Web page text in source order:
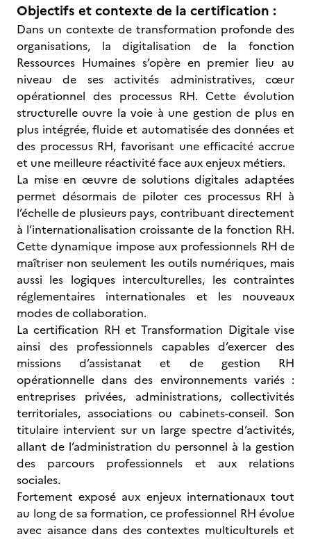
Objectifs et contexte de la certification :
Dans un contexte de transformation profonde des
organisations, la digitalisation de la fonction
Ressources Humaines s’opère en premier lieu au
niveau de ses activités administratives, cœur
opérationnel des processus RH. Cette évolution
structurelle ouvre la voie à une gestion de plus en
plus intégrée, fluide et automatisée des données et
des processus RH, favorisant une efficacité accrue
et une meilleure réactivité face aux enjeux métiers.
La mise en œuvre de solutions digitales adaptées
permet désormais de piloter ces processus RH à
l’échelle de plusieurs pays, contribuant directement
à l’internationalisation croissante de la fonction RH.
Cette dynamique impose aux professionnels RH de
maîtriser non seulement les outils numériques, mais
aussi les logiques interculturelles, les contraintes
réglementaires internationales et les nouveaux
modes de collaboration.
La certification RH et Transformation Digitale vise
ainsi des professionnels capables d’exercer des
missions d’assistanat et de gestion RH
opérationnelle dans des environnements variés :
entreprises privées, administrations, collectivités
territoriales, associations ou cabinets-conseil. Son
titulaire intervient sur un large spectre d’activités,
allant de l’administration du personnel à la gestion
des parcours professionnels et aux relations
sociales.
Fortement exposé aux enjeux internationaux tout
au long de sa formation, ce professionnel RH évolue
avec aisance dans des contextes multiculturels et